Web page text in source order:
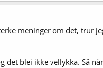
meninger om det, trur
det blei ikke vellykka. Så